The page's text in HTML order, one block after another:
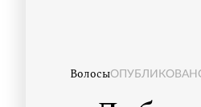
Волосы